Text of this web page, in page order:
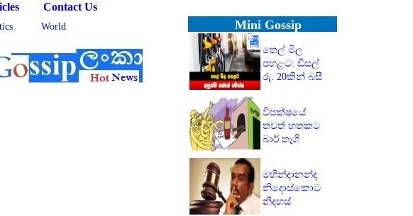
Contact Us
World Mini Gossip
තෙල් මිල
පහළට: ඩීසල්
රු. 20කින් බසී
විපක්ෂයේ
තවත් හතකට
බාර් තෑගි
මහින්දානන්ද
නිදොස්කොට
නිදහස්